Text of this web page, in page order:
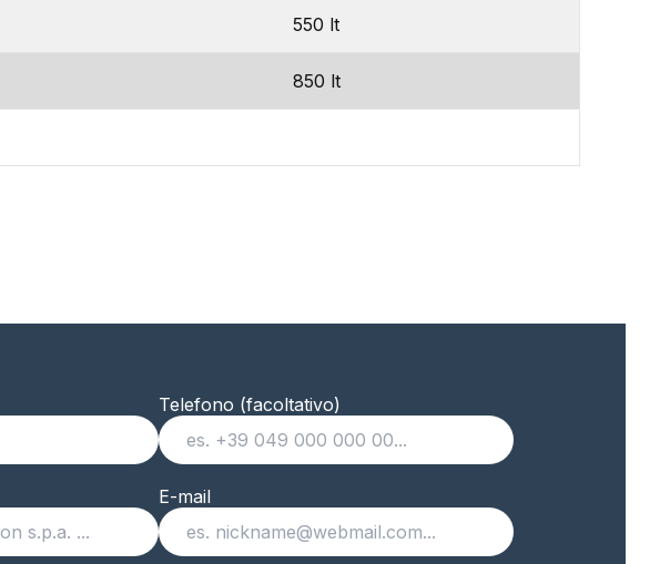
550 lt
850 lt
Telefono (facoltativo)
E-mail